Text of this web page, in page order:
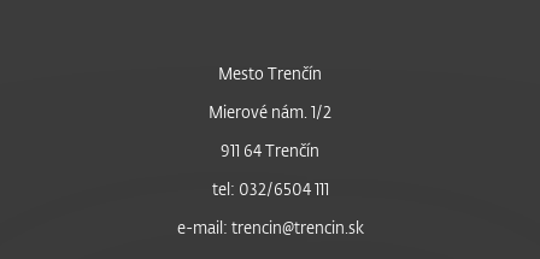
Mesto Trenčín
Mierové nám. 1/2
911 64 Trenčín
tel: 032/6504 111
e-mail: trencin@trencin.sk